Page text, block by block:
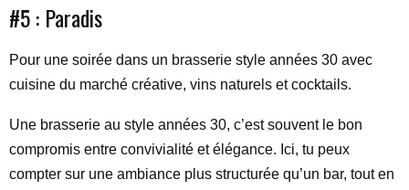
#5 : Paradis
Pour une soirée dans un brasserie style années 30 avec
cuisine du marché créative, vins naturels et cocktails.
Une brasserie au style années 30, c’est souvent le bon
compromis entre convivialité et élégance. Ici, tu peux
compter sur une ambiance plus structurée qu’un bar, tout en